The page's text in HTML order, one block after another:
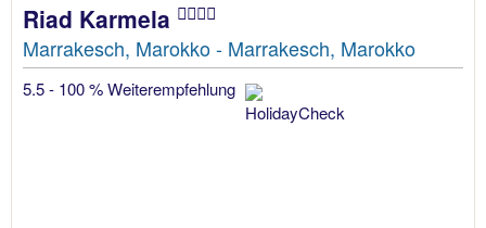
Riad Karmela
Marrakesch, Marokko - Marrakesch, Marokko
5.5 - 100 % Weiterempfehlung